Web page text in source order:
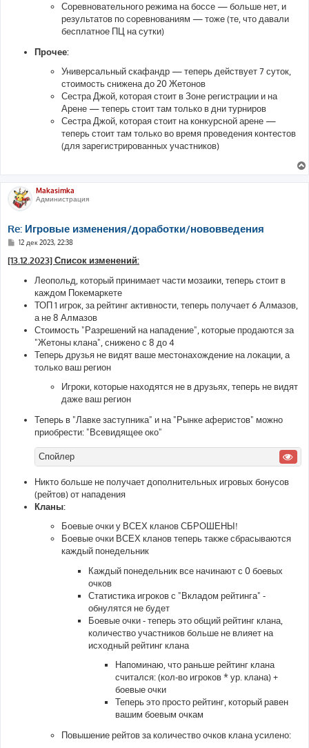
Соревновательного режима на боссе — больше нет, и
результатов по соревнованиям — тоже (те, что давали
бесплатное ПЦ на сутки)
Прочее:
Универсальный скафандр — теперь действует 7 суток,
стоимость снижена до 20 Жетонов
Сестра Джой, которая стоит в Зоне регистрации и на
Арене — теперь стоит там только в дни турниров
Сестра Джой, которая стоит на конкурсной арене —
теперь стоит там только во время проведения контестов
(для зарегистрированных участников)
Makasimka
Администрация
Re: Игровые изменения/доработки/нововведения
С
о
б
12 дек 2023, 22:38
[13.12.2023] Список изменений:
Леопольд, который принимает части мозаики, теперь стоит в
каждом Покемаркете
ТОП 1 игрок, за рейтинг активности, теперь получает 6 Алмазов,
а не 8 Алмазов
Стоимость "Разрешений на нападение", которые продаются за
"Жетоны клана", снижено с 8 до 4
Теперь друзья не видят ваше местонахождение на локации, а
только ваш регион
Игроки, которые находятся не в друзьях, теперь не видят
даже ваш регион
Теперь в "Лавке заступника" и на "Рынке аферистов" можно
приобрести: "Всевидящее око"
Спойлер
Никто больше не получает дополнительных игровых бонусов
(рейтов) от нападения
Кланы:
Боевые очки у ВСЕХ кланов СБРОШЕНЫ!
Боевые очки ВСЕХ кланов теперь также сбрасываются
каждый понедельник
Каждый понедельник все начинают с 0 боевых
очков
Статистика игроков с "Вкладом рейтинга" -
обнулятся не будет
Боевые очки - теперь это общий рейтинг клана,
количество участников больше не влияет на
исходный рейтинг клана
Напоминаю, что раньше рейтинг клана
считался: (кол-во игроков * ур. клана) +
боевые очки
Теперь это просто рейтинг, который равен
вашим боевым очкам
Повышение рейтов за количество очков клана усилено: